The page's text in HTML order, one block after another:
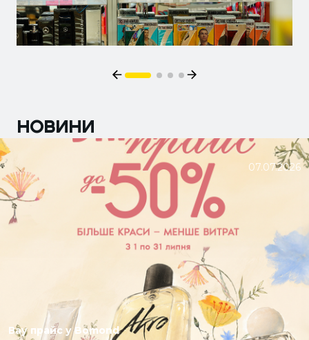
НОВИНИ
07.07.2026
Вау прайс у Bomond